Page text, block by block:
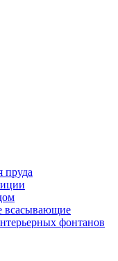
пруда
всасывающие
фонтанов